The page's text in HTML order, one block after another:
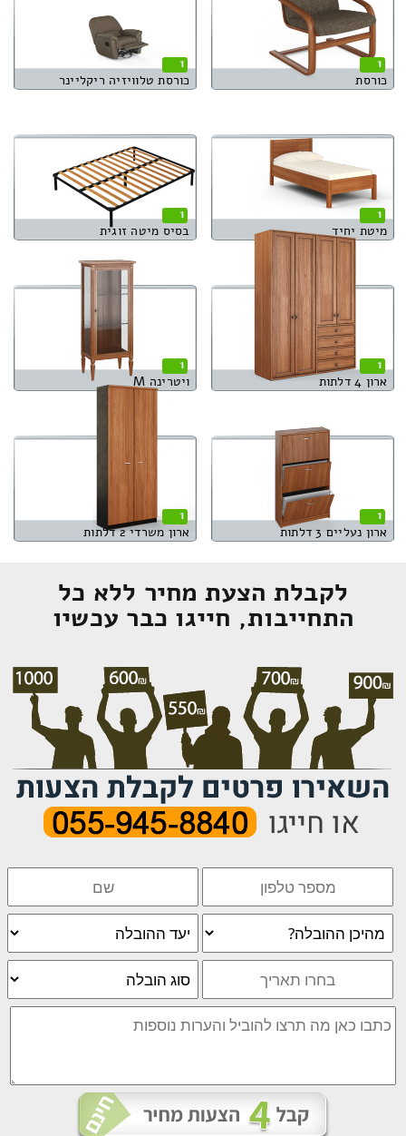
1
כורסת
1
כורסת טלוויזיה ריקליינר
1
מיטת יחיד
1
בסיס מיטה זוגית
1
ארון 4 דלתות
1
ויטרינה M
1
ארון נעליים 3 דלתות
1
ארון משרדי 2 דלתות
לקבלת הצעת מחיר ללא כל
התחייבות, חייגו כבר עכשיו